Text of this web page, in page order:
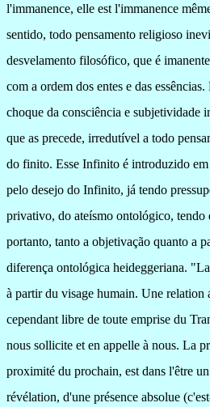
l'immanence, elle est l'immanence
sentido, todo pensamento religioso
desvelamento filosófico, que é
com a ordem dos entes e das
choque da consciência e subjetividade
que as precede, irredutível a todo
do finito. Esse Infinito é introduzido
pelo desejo do Infinito, já tendo
privativo, do ateísmo ontológico, tendo
portanto, tanto a objetivação quanto a
diferença ontológica heideggeriana.
à partir du visage humain. Une relation
cependant libre de toute emprise du
nous sollicite et en appelle à nous. La
proximité du prochain, est dans l'être
révélation, d'une présence absolue